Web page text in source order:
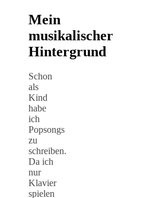
Mein
musikalischer
Hintergrund
Schon
als
Kind
habe
ich
Popsongs
zu
schreiben.
Da ich
nur
Klavier
spielen